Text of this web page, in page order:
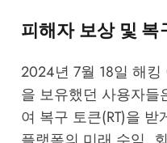
피해자 보상 및 복
2024년 7월 18일 해
을 보유했던 사용자들
여 복구 토큰(RT)을